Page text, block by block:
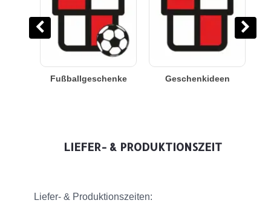
Vereinstassen Vereinshandtücher
LIEFER- & PRODUKTIONSZEIT
Liefer- & Produktionszeiten: